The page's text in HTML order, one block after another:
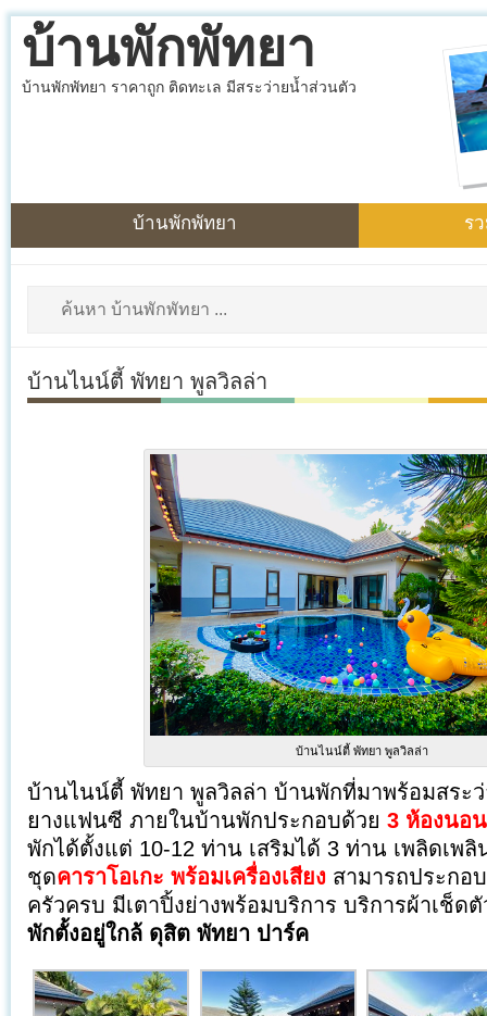
บ้านพักพัทยา
บ้านพักพัทยา ราคาถูก ติดทะเล มีสระว่ายน้ำส่วนตัว
บ้านพักพัทยา ร
บ้านไนน์ตี้ พัทยา พูลวิลล่า
บ้านไนน์ตี้ พัทยา พูลวิลล่า
บ้านไนน์ตี้ พัทยา พูลวิลล่า บ้านพักที่มาพร้อมสระ
ยางแฟนซี ภายในบ้านพักประกอบด้วย 3 ห้องนอ
พักได้ตั้งแต่ 10-12 ท่าน เสริมได้ 3 ท่าน เพลิดเพลิ
ชุดคาราโอเกะ พร้อมเครื่องเสียง สามารถประกอ
ครัวครบ มีเตาปิ้งย่างพร้อมบริการ บริการผ้าเช็ด
พักตั้งอยู่ใกล้ ดุสิต พัทยา ปาร์ค